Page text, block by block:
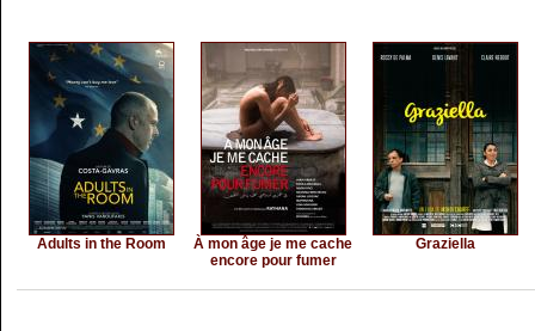
Adults in the Room
À mon âge je me cache
encore pour fumer
Graziella